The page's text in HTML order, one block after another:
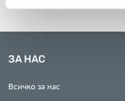
ЗА НАС
Всичко за нас